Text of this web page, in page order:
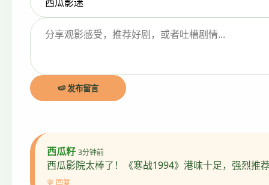
🍉 发布留言
西瓜籽 3分钟前
西瓜影院太棒了！《寒战1994》港味十足，强烈推
💬 回复